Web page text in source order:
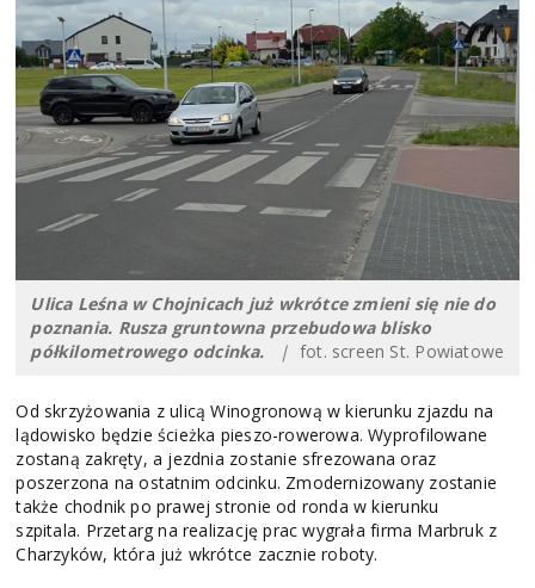
Ulica Leśna w Chojnicach już wkrótce zmieni się nie do
poznania. Rusza gruntowna przebudowa blisko
półkilometrowego odcinka. | fot. screen St. Powiatowe
Od skrzyżowania z ulicą Winogronową w kierunku zjazdu na
lądowisko będzie ścieżka pieszo-rowerowa. Wyprofilowane
zostaną zakręty, a jezdnia zostanie sfrezowana oraz
poszerzona na ostatnim odcinku. Zmodernizowany zostanie
także chodnik po prawej stronie od ronda w kierunku
szpitala. Przetarg na realizację prac wygrała firma Marbruk z
Charzyków, która już wkrótce zacznie roboty.